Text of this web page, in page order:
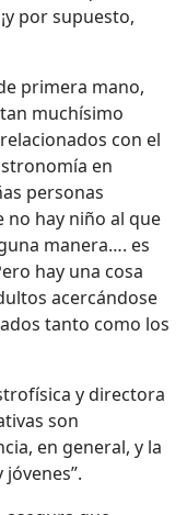
por supuesto,
primera mano,
muchísimo
con el
en
personas
no hay niño al que
manera…. es
hay una cosa
acercándose
tanto como los
y directora
son
en general, y la